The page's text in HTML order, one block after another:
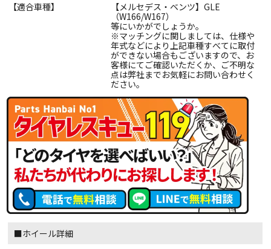
【適合車種】
【メルセデス・ベンツ】GLE
（W166/W167）
等にいかがでしょうか。
※マッチングに関しましては、仕様や
年式などにより上記車種すべてに取付
ができない場合もございますので、お
客様にてご確認いただくか、ご不明な
点は弊社までお気軽にお問い合わせく
ださい。
■ホイール詳細